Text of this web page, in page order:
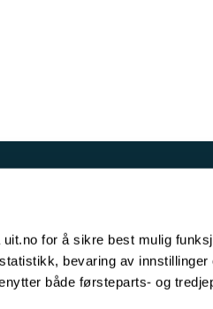
for å sikre best mulig
bevaring av innstillinger
både førsteparts- og